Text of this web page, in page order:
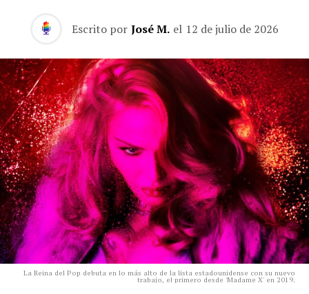
Escrito por José M. el 12 de julio de 2026
La Reina del Pop debuta en lo más alto de la lista estadounidense con su nuevo
trabajo, el primero desde 'Madame X' en 2019.